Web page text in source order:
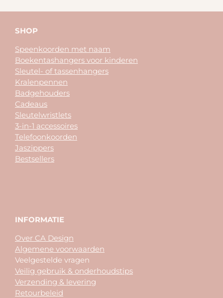
SHOP
Speenkoorden met naam
Boekentashangers voor kinderen
Sleutel- of tassenhangers
Kralenpennen
Badgehouders
Cadeaus
Sleutelwristlets
3-in-1 accessoires
Telefoonkoorden
Jaszippers
Bestsellers
INFORMATIE
Over CA Design
Algemene voorwaarden
Veelgestelde vragen
Veilig gebruik & onderhoudstips
Verzending & levering
Retourbeleid